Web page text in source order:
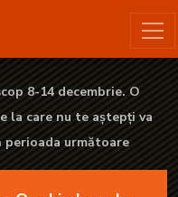
la care nu te aștepți
8-14 decembrie. O
la care nu te aștepți va
perioada următoare